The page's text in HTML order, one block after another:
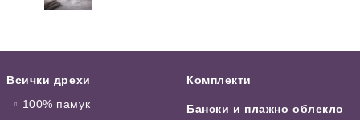
Всички дрехи
100% памук
Комплекти
Бански и плажно облекло